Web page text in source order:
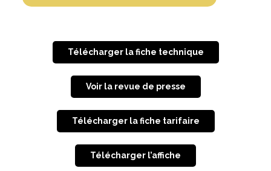
Télécharger la fiche technique
Voir la revue de presse
Télécharger la fiche tarifaire
Télécharger l’affiche